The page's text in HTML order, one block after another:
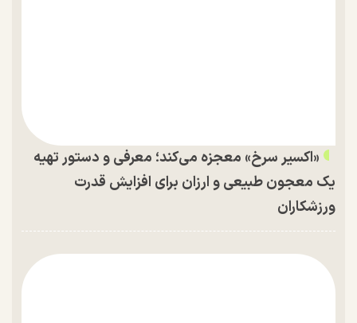
«اکسیر سرخ» معجزه می‌کند؛ معرفی و دستور تهیه
یک معجون طبیعی و ارزان برای افزایش قدرت
ورزشکاران